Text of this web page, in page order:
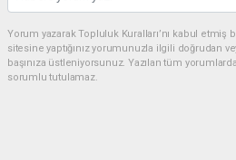
Yorum yazarak Topluluk Kuralları’nı kabul
sitesine yaptığınız yorumunuzla ilgili doğrudan
başınıza üstleniyorsunuz. Yazılan tüm
sorumlu tutulamaz.